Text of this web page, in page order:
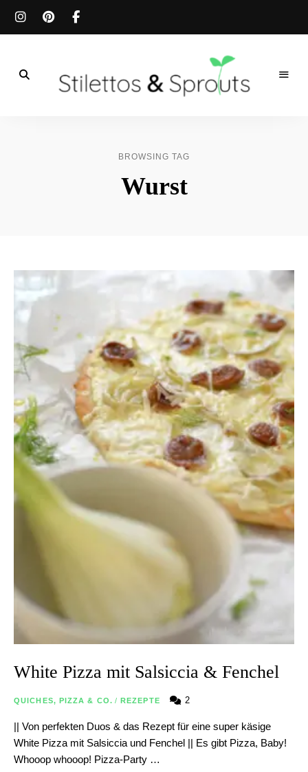
BROWSING TAG
Wurst
White Pizza mit Salsiccia & Fenchel
QUICHES, PIZZA & CO. / REZEPTE 2
|| Von perfekten Duos & das Rezept für eine super käsige
White Pizza mit Salsiccia und Fenchel || Es gibt Pizza, Baby!
Whooop whooop! Pizza-Party …